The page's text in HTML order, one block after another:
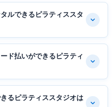
ルできるピラティススタ
ド払いができるピラティ
るピラティススタジオは